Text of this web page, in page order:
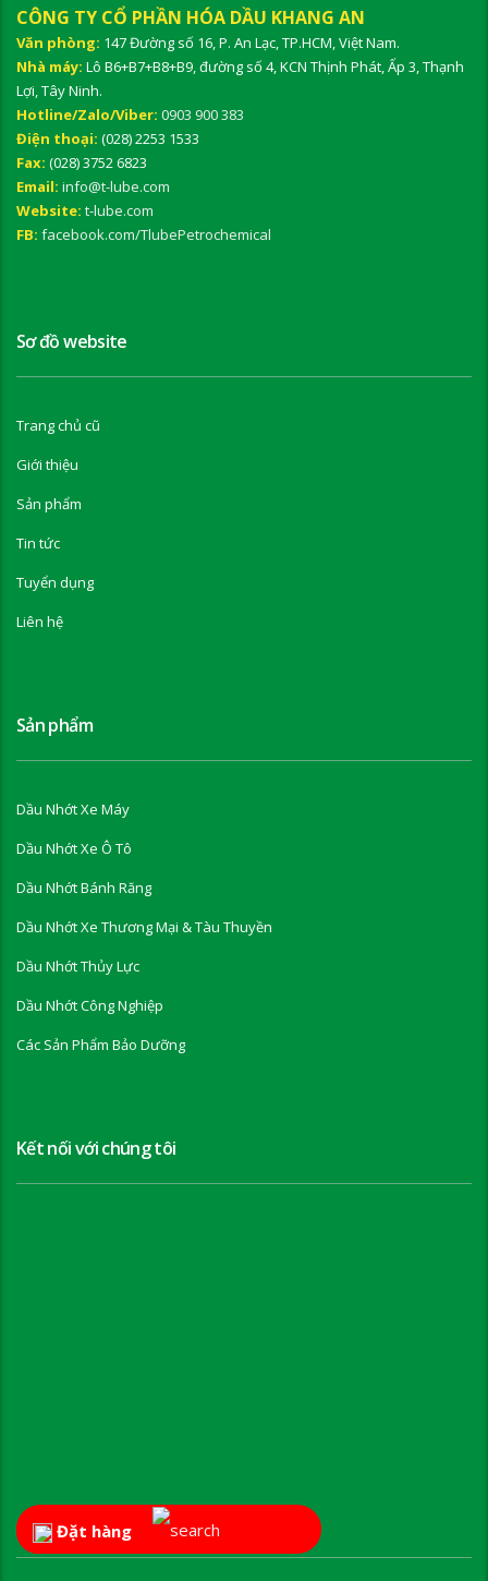
Đặt hàng
CÔNG TY CỔ PHẦN HÓA DẦU KHANG AN
Văn phòng: 147 Đường số 16, P. An Lạc, TP.HCM, Việt Nam.
Nhà máy: Lô B6+B7+B8+B9, đường số 4, KCN Thịnh Phát, Ấp 3, Thạnh
Lợi, Tây Ninh.
Hotline/Zalo/Viber: 0903 900 383
Điện thoại: (028) 2253 1533
Fax: (028) 3752 6823
Email: info@t-lube.com
Website: t-lube.com
FB: facebook.com/TlubePetrochemical
Sơ đồ website
Trang chủ cũ
Giới thiệu
Sản phẩm
Tin tức
Tuyển dụng
Liên hệ
Sản phẩm
Dầu Nhớt Xe Máy
Dầu Nhớt Xe Ô Tô
Dầu Nhớt Bánh Răng
Dầu Nhớt Xe Thương Mại & Tàu Thuyền
Dầu Nhớt Thủy Lực
Dầu Nhớt Công Nghiệp
Các Sản Phẩm Bảo Dưỡng
Kết nối với chúng tôi